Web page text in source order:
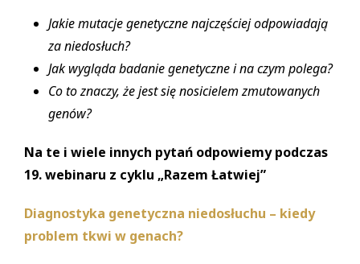
Jakie mutacje genetyczne najczęściej odpowiadają
za niedosłuch?
Jak wygląda badanie genetyczne i na czym polega?
Co to znaczy, że jest się nosicielem zmutowanych
genów?
Na te i wiele innych pytań odpowiemy podczas
19. webinaru z cyklu „Razem Łatwiej”
Diagnostyka genetyczna niedosłuchu – kiedy
problem tkwi w genach?